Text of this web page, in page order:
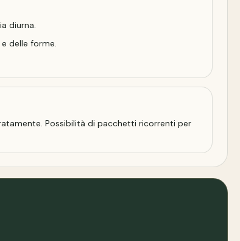
diurna.
delle forme.
Possibilità di pacchetti ricorrenti per